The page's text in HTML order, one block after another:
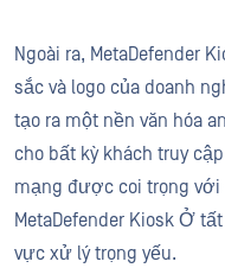
Ngoài ra, MetaDefender
sắc và logo của doanh
tạo ra một nền văn hóa
cho bất kỳ khách truy
mạng được coi trọng
MetaDefender Kiosk Ở
vực xử lý trọng yếu.